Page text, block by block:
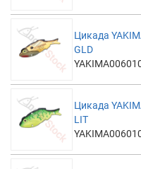
Цикада
GLD
Цикада
LIT